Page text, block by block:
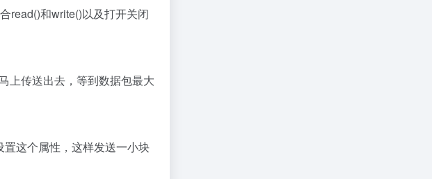
read()和write()以及打开关闭
上传送出去，等到数据包最大
这个属性，这样发送一小块